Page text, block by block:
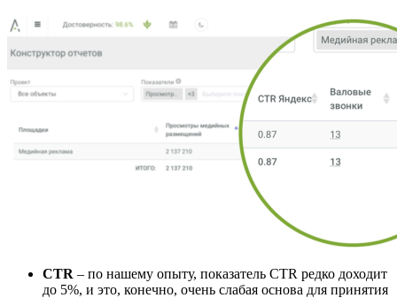
CTR – по нашему опыту, показатель CTR редко доходит
до 5%, и это, конечно, очень слабая основа для принятия